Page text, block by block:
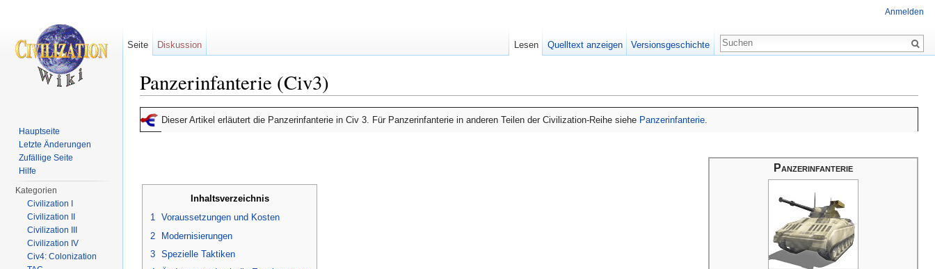
Panzerinfanterie (Civ3)
Dieser Artikel erläutert die Panzerinfanterie in Civ 3. Für Panzerinfanterie in anderen Teilen der Civilization-Reihe siehe Panzerinfanterie.
Panzerinfanterie
Inhaltsverzeichnis
1 Voraussetzungen und Kosten
2
Modernisierungen
3 Spezielle Taktiken
Anmelden
Seite Diskussion Lesen Quelltext anzeigen Versionsgeschichte
Hauptseite
Letzte Änderungen
Zufällige Seite
Hilfe
Kategorien
Civilization I
Civilization II
Civilization III
Civilization IV
Civ4: Colonization